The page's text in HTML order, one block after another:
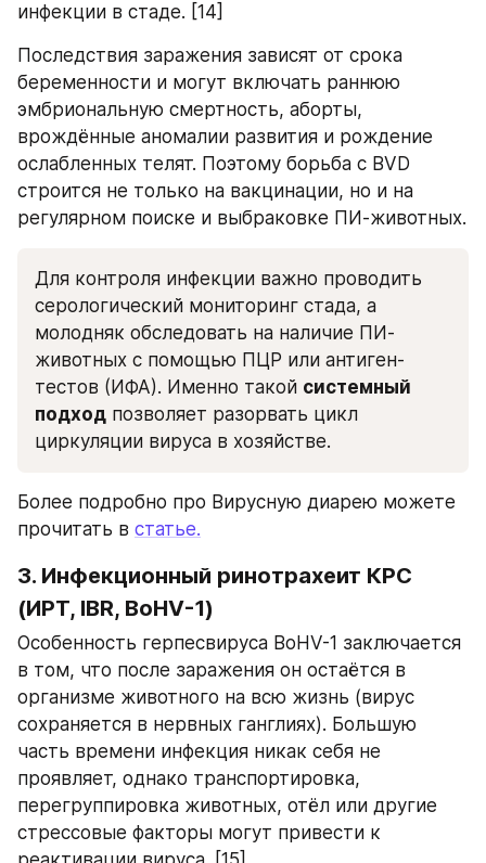
инфекции в стаде. [14]
Последствия заражения зависят от срока
беременности и могут включать раннюю
эмбриональную смертность, аборты,
врождённые аномалии развития и рождение
ослабленных телят. Поэтому борьба с BVD
строится не только на вакцинации, но и на
регулярном поиске и выбраковке ПИ-животных.
Для контроля инфекции важно проводить
серологический мониторинг стада, а
молодняк обследовать на наличие ПИ-
животных с помощью ПЦР или антиген-
тестов (ИФА). Именно такой системный
подход позволяет разорвать цикл
циркуляции вируса в хозяйстве.
Более подробно про Вирусную диарею можете
прочитать в статье.
3. Инфекционный ринотрахеит КРС
(ИРТ, IBR, BoHV-1)
Особенность герпесвируса BoHV-1 заключается
в том, что после заражения он остаётся в
организме животного на всю жизнь (вирус
сохраняется в нервных ганглиях). Большую
часть времени инфекция никак себя не
проявляет, однако транспортировка,
перегруппировка животных, отёл или другие
стрессовые факторы могут привести к